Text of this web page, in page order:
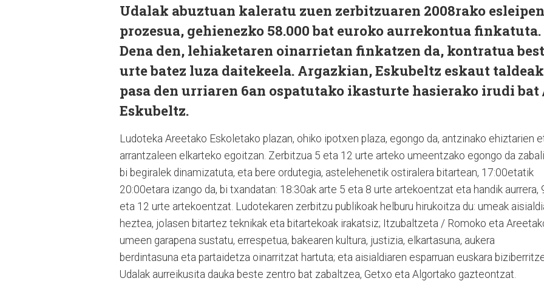
Udalak abuztuan kaleratu zuen zerbitzuaren 2008rako esleipen
prozesua, gehienezko 58.000 bat euroko aurrekontua finkatuta.
Dena den, lehiaketaren oinarrietan finkatzen da, kontratua
urte batez luza daitekeela. Argazkian, Eskubeltz eskaut taldeak
pasa den urriaren 6an ospatutako ikasturte hasierako irudi bat
Eskubeltz.
Ludoteka Areetako Eskoletako plazan, ohiko ipotxen plaza, egongo da, antzinako ehiztarien
arrantzaleen elkarteko egoitzan. Zerbitzua 5 eta 12 urte arteko umeentzako egongo da
bi begiralek dinamizatuta, eta bere ordutegia, astelehenetik ostiralera bitartean, 17:00etatik
20:00etara izango da, bi txandatan: 18:30ak arte 5 eta 8 urte artekoentzat eta handik aurrera,
eta 12 urte artekoentzat. Ludotekaren zerbitzu publikoak helburu hirukoitza du: umeak
heztea, jolasen bitartez teknikak eta bitartekoak irakatsiz; Itzubaltzeta / Romoko eta
umeen garapena sustatu, errespetua, bakearen kultura, justizia, elkartasuna, aukera
berdintasuna eta partaidetza oinarritzat hartuta; eta aisialdiaren esparruan euskara
Udalak aurreikusita dauka beste zentro bat zabaltzea, Getxo eta Algortako gazteontzat.